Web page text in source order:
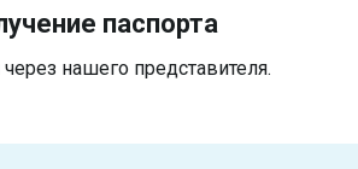
паспорта
нашего представителя.